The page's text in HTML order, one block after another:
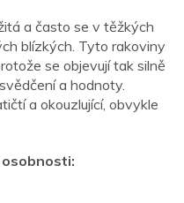
a často se v těžkých
blízkých. Tyto rakoviny
se objevují tak silně
a hodnoty.
a okouzlující, obvykle